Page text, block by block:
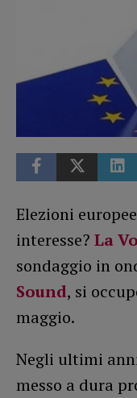
Elezioni
interesse? La
sondaggio in
Sound, si
maggio.
Negli ultimi
messo a dura